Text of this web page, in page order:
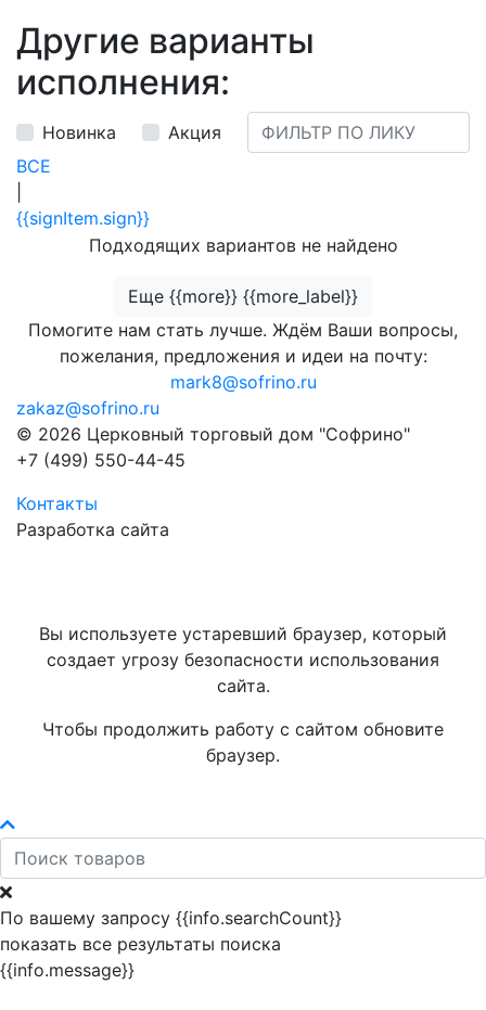
Другие варианты
исполнения:
Новинка
Акция
ВСЕ
{{signItem.sign}}
Подходящих вариантов не найдено
Еще {{more}} {{more_label}}
Помогите нам стать лучше. Ждём Ваши вопросы,
пожелания, предложения и идеи на почту:
mark8@sofrino.ru
zakaz@sofrino.ru
© 2026 Церковный торговый дом "Софрино"
+7 (499) 550-44-45
Контакты
Разработка сайта
Вы используете устаревший браузер, который
создает угрозу безопасности использования
сайта.
Чтобы продолжить работу с сайтом обновите
браузер.
По вашему запросу {{info.searchCount}}
показать все результаты поиска
{{info.message}}